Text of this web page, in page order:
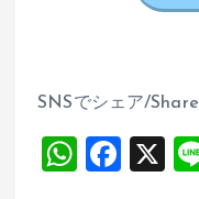
SNSでシェア/Share
W
F
X